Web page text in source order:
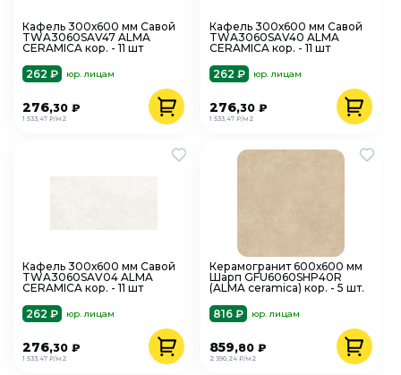
Кафель 300х600 мм Савой
TWA3060SAV47 ALMA
CERAMICA кор. - 11 шт
262 ₽
юр. лицам
1 533,47 ₽/м2
276,30 ₽
Кафель 300х600 мм Савой
TWA3060SAV40 ALMA
CERAMICA кор. - 11 шт
262 ₽
юр. лицам
1 533,47 ₽/м2
276,30 ₽
Кафель 300х600 мм Савой
TWA3060SAV04 ALMA
CERAMICA кор. - 11 шт
262 ₽
юр. лицам
1 533,47 ₽/м2
276,30 ₽
Керамогранит 600х600 мм
Шарп GFU6060SHP40R
(ALMA ceramica) кор. - 5 шт.
816 ₽
юр. лицам
2 390,24 ₽/м2
859,80 ₽